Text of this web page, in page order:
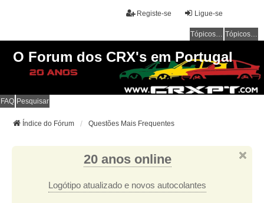
Ligue-se
Registe-se
Tópicos sem resposta Tópicos ativos
O Forum dos CRX's em Portugal
FAQ Pesquisar
Índice do Fórum Questões Mais Frequentes
20 anos online
Logótipo atualizado e novos autocolantes